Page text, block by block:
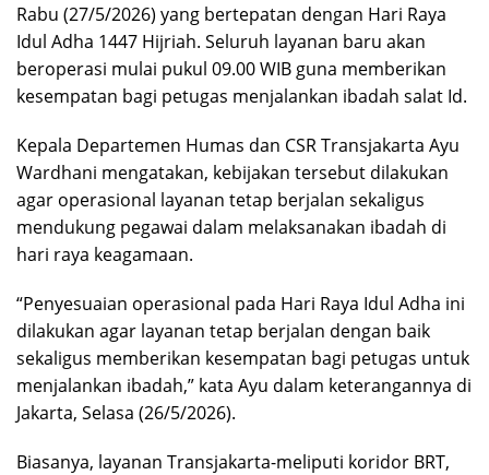
Rabu (27/5/2026) yang bertepatan dengan Hari Raya
Idul Adha 1447 Hijriah. Seluruh layanan baru akan
beroperasi mulai pukul 09.00 WIB guna memberikan
kesempatan bagi petugas menjalankan ibadah salat Id.
Kepala Departemen Humas dan CSR Transjakarta Ayu
Wardhani mengatakan, kebijakan tersebut dilakukan
agar operasional layanan tetap berjalan sekaligus
mendukung pegawai dalam melaksanakan ibadah di
hari raya keagamaan.
“Penyesuaian operasional pada Hari Raya Idul Adha ini
dilakukan agar layanan tetap berjalan dengan baik
sekaligus memberikan kesempatan bagi petugas untuk
menjalankan ibadah,” kata Ayu dalam keterangannya di
Jakarta, Selasa (26/5/2026).
Biasanya, layanan Transjakarta-meliputi koridor BRT,